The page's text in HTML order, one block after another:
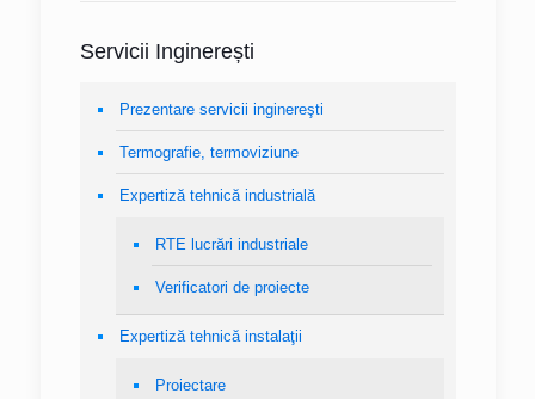
Servicii Inginerești
Prezentare servicii inginereşti
Termografie, termoviziune
Expertiză tehnică industrială
RTE lucrări industriale
Verificatori de proiecte
Expertiză tehnică instalaţii
Proiectare